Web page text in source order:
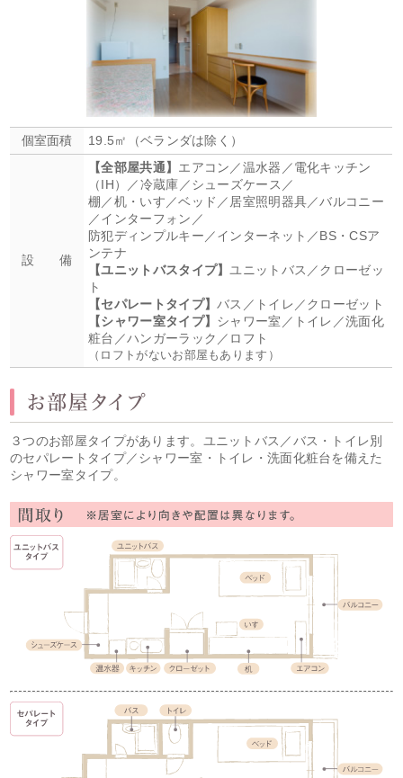
個室面積 19.5㎡（ベランダは除く）
設 備
【全部屋共通】 エアコン／温水器／電化キッチン
（IH）／冷蔵庫／シューズケース／
棚／机・いす／ベッド／居室照明器具／バルコニー
／インターフォン／
防犯ディンプルキー／インターネット／BS・CSア
ンテナ
【ユニットバスタイプ】ユニットバス／クローゼッ
ト
【セパレートタイプ】バス／トイレ／クローゼット
【シャワー室タイプ】 シャワー室／トイレ／洗面化
粧台／ハンガーラック／ロフト
（ロフトがないお部屋もあります）
３つのお部屋タイプがあります。ユニットバス／バス・トイレ別
のセパレートタイプ／シャワー室・トイレ・洗面化粧台を備えた
シャワー室タイプ。